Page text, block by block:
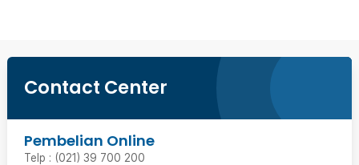
Contact Center
Pembelian Online
Telp : (021) 39 700 200